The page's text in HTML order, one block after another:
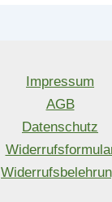
Impressum
AGB
Datenschutz